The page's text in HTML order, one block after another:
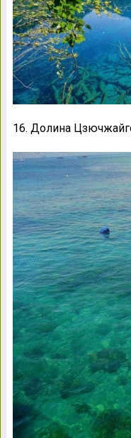
16. Долина